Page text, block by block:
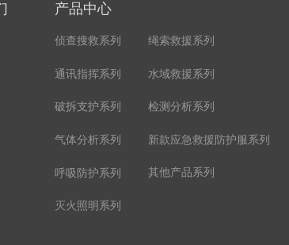
产品中心
绳索救援系列
水域救援系列
检测分析系列
新款应急救援防护服系列
其他产品系列
侦查搜救系列
通讯指挥系列
破拆支护系列
气体分析系列
呼吸防护系列
灭火照明系列